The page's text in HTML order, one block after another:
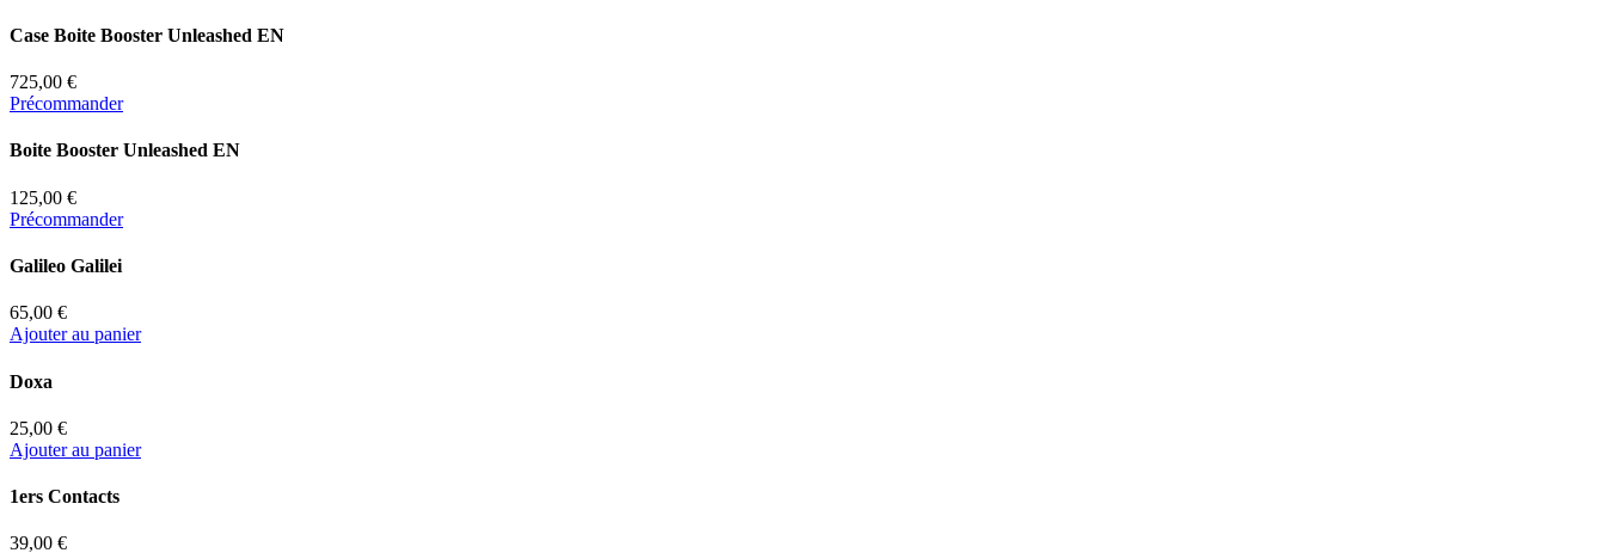
Case Boite Booster Unleashed EN
725,00 €
Précommander
Boite Booster Unleashed EN
125,00 €
Précommander
Galileo Galilei
65,00 €
Ajouter au panier
Doxa
25,00 €
Ajouter au panier
1ers Contacts
39,00 €